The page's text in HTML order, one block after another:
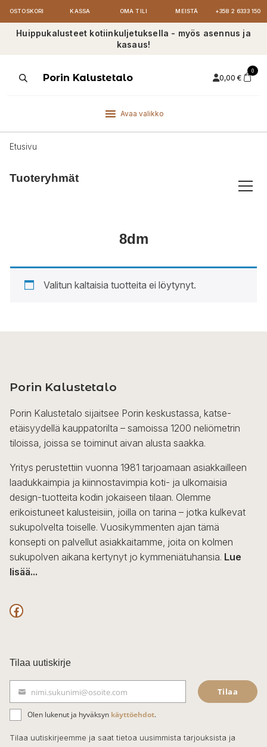
OSTOSKORI KASSA OMA TILI MEISTÄ +358 2 6333 150
Huippukalusteet kotiinkuljetuksella - myös asennus ja
kasaus!
ProductsPorin Kalustetalo 0,00 €
0
Avaa valikko
Etusivu
Tuoteryhmät
8dm
Valitun kaltaisia tuotteita ei löytynyt.
Porin Kalustetalo
Porin Kalustetalo sijaitsee Porin keskustassa, katse-
etäisyydellä kauppatorilta – samoissa 1200 neliömetrin
tiloissa, joissa se toiminut aivan alusta saakka.
Yritys perustettiin vuonna 1981 tarjoamaan asiakkailleen
laadukkaimpia ja kiinnostavimpia koti- ja ulkomaisia
design-tuotteita kodin jokaiseen tilaan. Olemme
erikoistuneet kalusteisiin, joilla on tarina – jotka kulkevat
sukupolvelta toiselle. Vuosikymmenten ajan tämä
konsepti on palvellut asiakkaitamme, joita on kolmen
sukupolven aikana kertynyt jo kymmeniätuhansia. Lue
lisää...
F
c
e
b
o
o
Tilaa uutiskirje
ä
h
k
nimi.sukunimi@osoite.com Tilaa
Olen lukenut ja hyväksyn käyttöehdot.
Tilaa uutiskirjeemme ja saat tietoa uusimmista tarjouksista ja